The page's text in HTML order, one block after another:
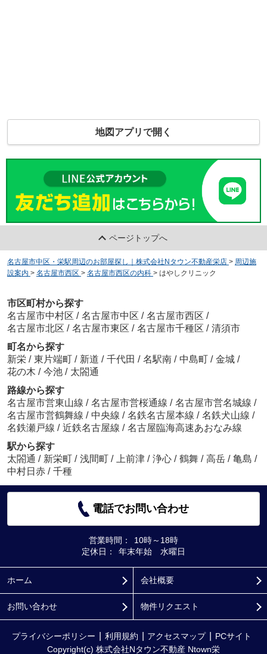
地図アプリで開く
ページトップへ
名古屋市中区・栄駅周辺のお部屋探し｜株式会社Nタウン不動産栄店 > 周辺施
設案内 > 名古屋市西区 > 名古屋市西区の内科 > はやしクリニック
市区町村から探す
名古屋市中村区 / 名古屋市中区 / 名古屋市西区 /
名古屋市北区 / 名古屋市東区 / 名古屋市千種区 / 清須市
町名から探す
新栄 / 東片端町 / 新道 / 千代田 / 名駅南 / 中島町 / 金城 /
花の木 / 今池 / 太閤通
路線から探す
名古屋市営東山線 / 名古屋市営桜通線 / 名古屋市営名城線 /
名古屋市営鶴舞線 / 中央線 / 名鉄名古屋本線 / 名鉄犬山線 /
名鉄瀬戸線 / 近鉄名古屋線 / 名古屋臨海高速あおなみ線
駅から探す
太閤通 / 新栄町 / 浅間町 / 上前津 / 浄心 / 鶴舞 / 高岳 / 亀島 /
中村日赤 / 千種
電話でお問い合わせ
営業時間：
10時～18時
定休日：
年末年始 水曜日
ホーム 会社概要
お問い合わせ 物件リクエスト
プライバシーポリシー 利用規約 アクセスマップ
PCサイト
Copyright(c) 株式会社Nタウン不動産 Ntown栄